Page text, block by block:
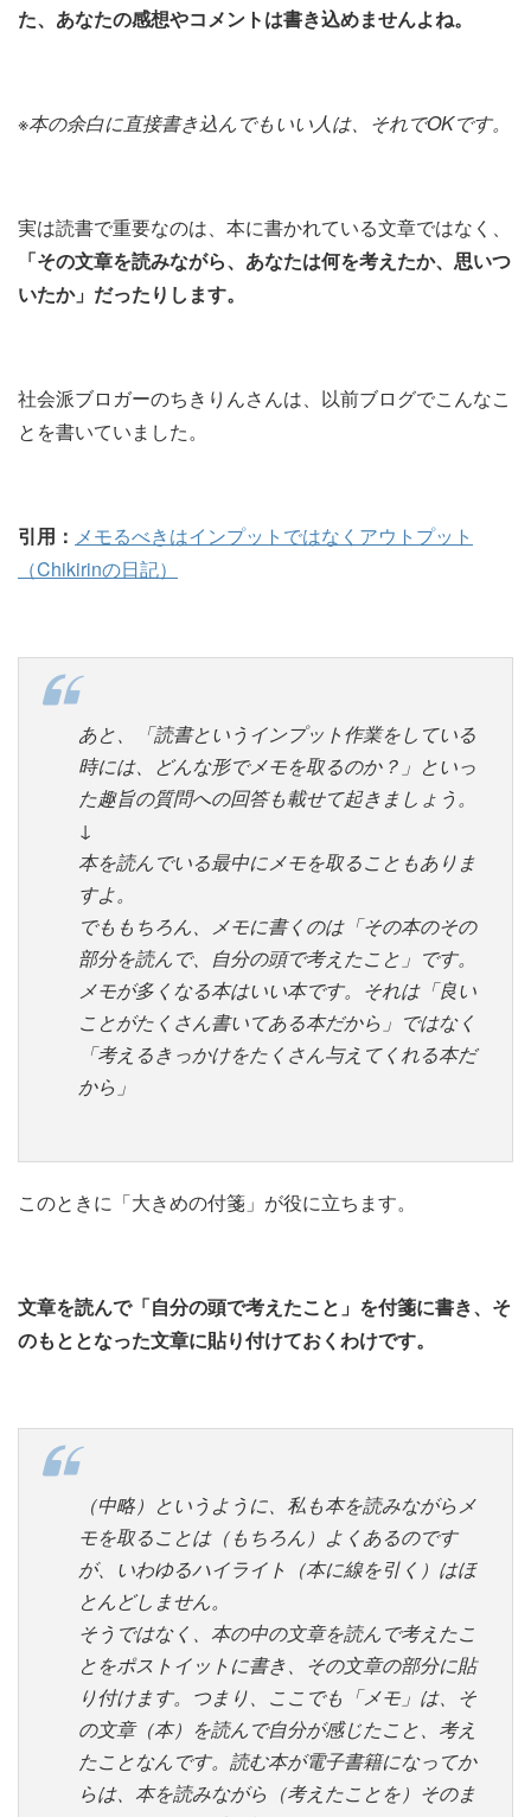
た、あなたの感想やコメントは書き込めませんよね。
※本の余白に直接書き込んでもいい人は、それでOKです。
実は読書で重要なのは、本に書かれている文章ではなく、
「その文章を読みながら、あなたは何を考えたか、思いつ
いたか」だったりします。
社会派ブロガーのちきりんさんは、以前ブログでこんなこ
とを書いていました。
引用： メモるべきはインプットではなくアウトプット
（Chikirinの日記）
あと、「読書というインプット作業をしている
時には、どんな形でメモを取るのか？」といっ
た趣旨の質問への回答も載せて起きましょう。
↓
本を読んでいる最中にメモを取ることもありま
すよ。
でももちろん、メモに書くのは「その本のその
部分を読んで、自分の頭で考えたこと」です。
メモが多くなる本はいい本です。それは「良い
ことがたくさん書いてある本だから」ではなく
「考えるきっかけをたくさん与えてくれる本だ
から」
このときに「大きめの付箋」が役に立ちます。
文章を読んで「自分の頭で考えたこと」を付箋に書き、そ
のもととなった文章に貼り付けておくわけです。
（中略）というように、私も本を読みながらメ
モを取ることは（もちろん）よくあるのです
が、いわゆるハイライト（本に線を引く）はほ
とんどしません。
そうではなく、本の中の文章を読んで考えたこ
とをポストイットに書き、その文章の部分に貼
り付けます。つまり、ここでも「メモ」は、そ
の文章（本）を読んで自分が感じたこと、考え
たことなんです。読む本が電子書籍になってか
らは、本を読みながら（考えたことを）そのま